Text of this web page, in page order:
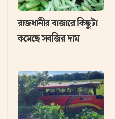
রাজধানীর বাজারে কিছুটা
কমেছে সবজির দাম